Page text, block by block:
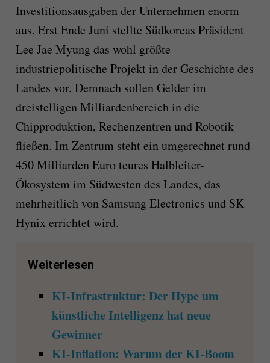
Investitionsausgaben der Unternehmen enorm
aus. Erst Ende Juni stellte Südkoreas Präsident
Lee Jae Myung das wohl größte
industriepolitische Projekt in der Geschichte des
Landes vor. Demnach sollen Gelder im
dreistelligen Milliardenbereich in die
Chipproduktion, Rechenzentren und Robotik
fließen. Im Zentrum steht ein umgerechnet rund
450 Milliarden Euro teures Halbleiter-
Ökosystem im Südwesten des Landes, das
mehrheitlich von Samsung Electronics und SK
Hynix errichtet wird.
Weiterlesen
KI-Infrastruktur: Der Hype um
künstliche Intelligenz hat neue
Gewinner
KI-Inflation: Warum der KI-Boom